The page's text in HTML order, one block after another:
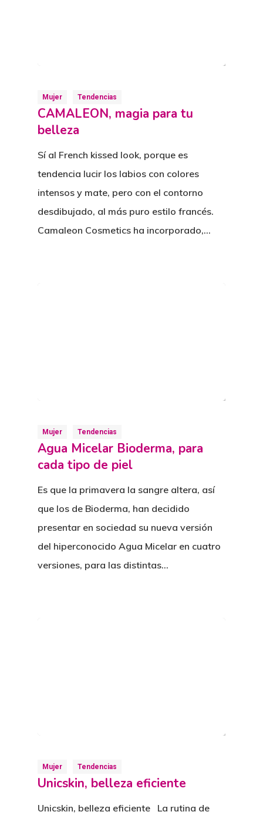
Mujer Tendencias
CAMALEON, magia para tu
belleza
Sí al French kissed look, porque es
tendencia lucir los labios con colores
intensos y mate, pero con el contorno
desdibujado, al más puro estilo francés.
Camaleon Cosmetics ha incorporado,…
Mujer Tendencias
Agua Micelar Bioderma, para
cada tipo de piel
Es que la primavera la sangre altera, así
que los de Bioderma, han decidido
presentar en sociedad su nueva versión
del hiperconocido Agua Micelar en cuatro
versiones, para las distintas…
Mujer Tendencias
Unicskin, belleza eficiente
Unicskin, belleza eficiente La rutina de